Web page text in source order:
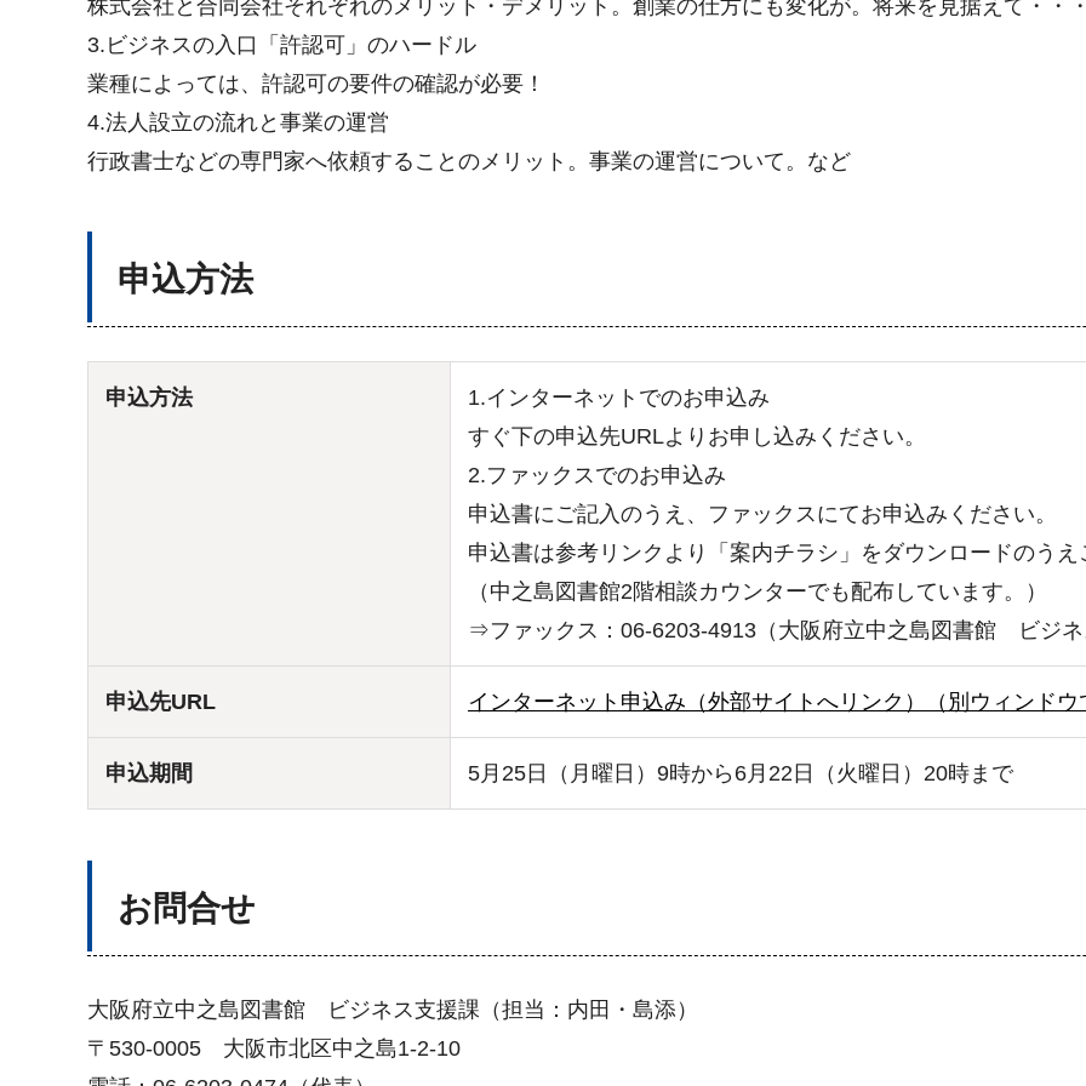
株式会社と合同会社それぞれのメリット・デメリット。創業の仕方にも変化が。将来を見据えて・・
3.ビジネスの入口「許認可」のハードル
業種によっては、許認可の要件の確認が必要！
4.法人設立の流れと事業の運営
行政書士などの専門家へ依頼することのメリット。事業の運営について。など
申込方法
申込方法
1.インターネットでのお申込み
すぐ下の申込先URLよりお申し込みください。
2.ファックスでのお申込み
申込書にご記⼊のうえ、ファックスにてお申込みください。
申込書は参考リンクより「案内チラシ」をダウンロードのう
（中之島図書館2階相談カウンターでも配布しています。）
⇒ファックス：06-6203-4913（⼤阪府⽴中之島図書館 ビジ
申込先URL インターネット申込み（外部サイトへリンク）（別ウィンド
申込期間 5月25日（月曜日）9時から6月22日（火曜日）20時まで
お問合せ
大阪府立中之島図書館 ビジネス支援課（担当：内田・島添）
〒530-0005 大阪市北区中之島1-2-10